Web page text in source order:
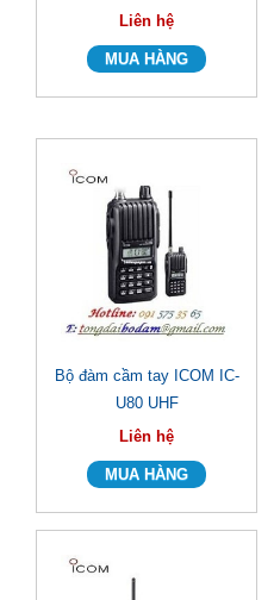
Liên hệ
Bộ đàm cầm tay ICOM IC-
U80 UHF
Liên hệ